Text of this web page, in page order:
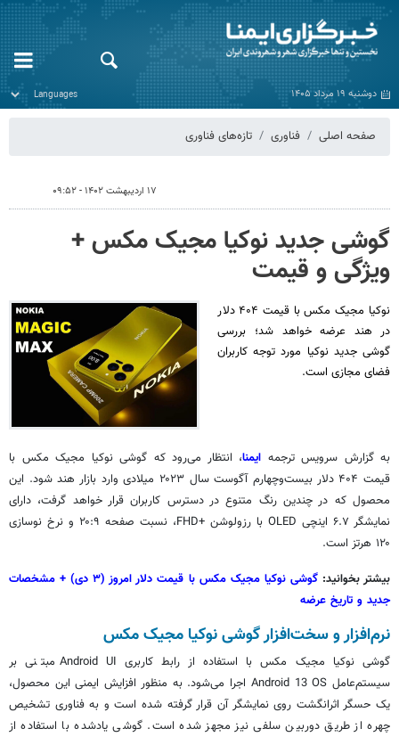
دوشنبه ۱۹ مرداد ۱۴۰۵
صفحه اصلی فناوری تازه‌های فناوری
۱۷ اردیبهشت ۱۴۰۲ - ۰۹:۵۲
گوشی جدید نوکیا مجیک مکس +
ویژگی و قیمت
نوکیا مجیک مکس با قیمت ۴۰۴ دلار
در هند عرضه خواهد شد؛ بررسی
گوشی جدید نوکیا مورد توجه کاربران
فضای مجازی است.
به گزارش سرویس ترجمه ایمنا، انتظار می‌رود که گوشی نوکیا مجیک مکس با
قیمت ۴۰۴ دلار بیست‌وچهارم آگوست سال ۲۰۲۳ میلادی وارد بازار هند شود. این
محصول که در چندین رنگ متنوع در دسترس کاربران قرار خواهد گرفت، دارای
نمایشگر ۶.۷ اینچی OLED با رزولوشن +FHD، نسبت صفحه ۲۰:۹ و نرخ نوسازی
۱۲۰ هرتز است.
بیشتر بخوانید:
گوشی نوکیا مجیک مکس با قیمت دلار امروز (۳ دی) + مشخصات
جدید و تاریخ عرضه
نرم‌افزار و سخت‌افزار گوشی نوکیا مجیک مکس
گوشی نوکیا مجیک مکس با استفاده از رابط کاربری Android UI مبتنی بر
سیستم‌عامل Android 13 OS اجرا می‏‌شود. به منظور افزایش ایمنی این محصول،
یک حسگر اثرانگشت روی نمایشگر آن قرار گرفته شده است و به فناوری تشخیص
چهره از طریق دوربین سلفی نیز مجهز شده است. گوشی یادشده با استفاده از